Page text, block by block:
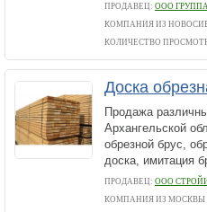
ПРОДАВЕЦ: ООО
КОМПАНИЯ ИЗ
КОЛИЧЕСТВО
Доска
Продажа
Архангельской
обрезной брус,
доска, имитация
ПРОДАВЕЦ: ООО
КОМПАНИЯ ИЗ МОСКВЫ